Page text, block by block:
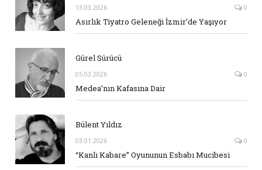
13.03.2026 0
Asırlık Tiyatro Geleneği İzmir’de Yaşıyor
Gürel Sürücü
05.03.2026 0
Medea’nın Kafasına Dair
Bülent Yıldız
03.01.2026 0
“Kanlı Kabare” Oyununun Esbabı Mucibesi